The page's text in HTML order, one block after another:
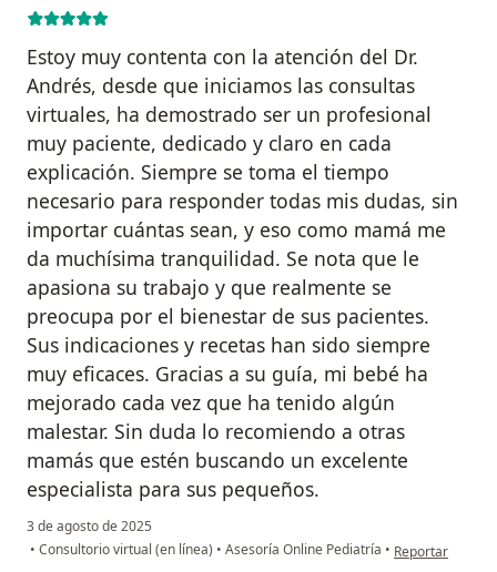
Estoy muy contenta con la atención del Dr.
Andrés, desde que iniciamos las consultas
virtuales, ha demostrado ser un profesional
muy paciente, dedicado y claro en cada
explicación. Siempre se toma el tiempo
necesario para responder todas mis dudas, sin
importar cuántas sean, y eso como mamá me
da muchísima tranquilidad. Se nota que le
apasiona su trabajo y que realmente se
preocupa por el bienestar de sus pacientes.
Sus indicaciones y recetas han sido siempre
muy eficaces. Gracias a su guía, mi bebé ha
mejorado cada vez que ha tenido algún
malestar. Sin duda lo recomiendo a otras
mamás que estén buscando un excelente
especialista para sus pequeños.
3 de agosto de 2025
• Consultorio virtual (en línea) • Asesoría Online Pediatría • en opinión del
Reportar